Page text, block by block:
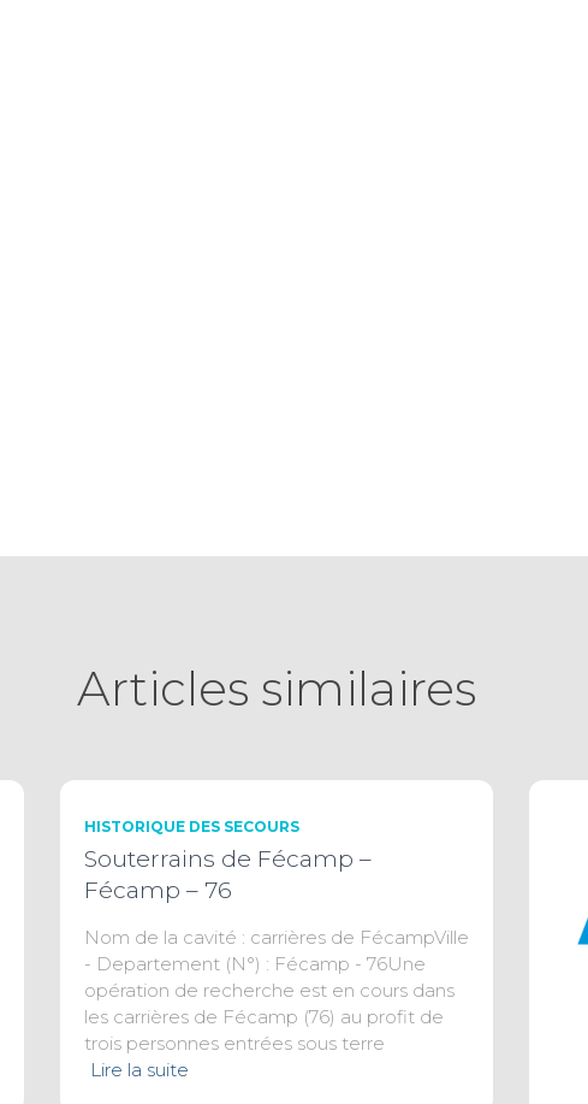
Articles similaires
HISTORIQUE DES SECOURS
Souterrains de Fécamp –
Fécamp – 76
Nom de la cavité : carrières de FécampVille
- Departement (N°) : Fécamp - 76Une
opération de recherche est en cours dans
les carrières de Fécamp (76) au profit de
trois personnes entrées sous terre
Lire la suite